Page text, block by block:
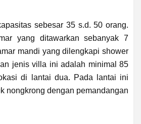
sebesar 35 s.d. 50 orang.
yang ditawarkan sebanyak 7
mandi yang dilengkapi shower
jenis villa ini adalah minimal 85
di lantai dua. Pada lantai ini
nongkrong dengan pemandangan